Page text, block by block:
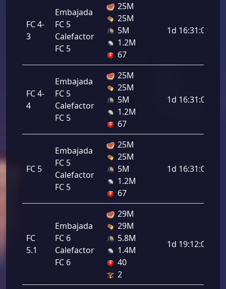
FC 4-
3
Embajada
FC 5
Calefactor
FC 5
25M
25M
5M
1.2M
67
1d 16:31:00
FC 4-
4
Embajada
FC 5
Calefactor
FC 5
25M
25M
5M
1.2M
67
1d 16:31:00
FC 5
Embajada
FC 5
Calefactor
FC 5
25M
25M
5M
1.2M
67
1d 16:31:00
FC
5.1
Embajada
FC 6
Calefactor
FC 6
29M
29M
5.8M
1.4M
40
2
1d 19:12:00